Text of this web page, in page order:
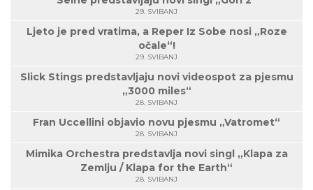
29. SVIBANJ
Ljeto je pred vratima, a Reper Iz Sobe nosi „Roze
očale“!
29. SVIBANJ
Slick Stings predstavljaju novi videospot za pjesmu
„3000 miles“
28. SVIBANJ
Fran Uccellini objavio novu pjesmu „Vatromet“
28. SVIBANJ
Mimika Orchestra predstavlja novi singl „Klapa za
Zemlju / Klapa for the Earth“
28. SVIBANJ